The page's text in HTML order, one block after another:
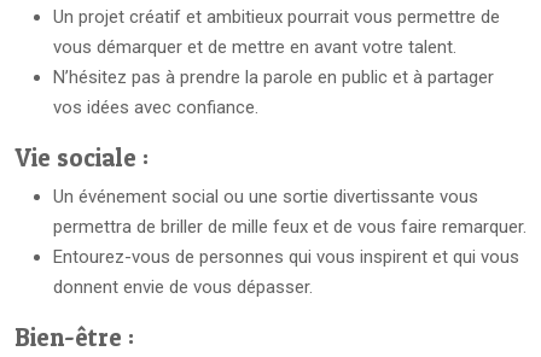
Un projet créatif et ambitieux pourrait vous permettre de
vous démarquer et de mettre en avant votre talent.
N’hésitez pas à prendre la parole en public et à partager
vos idées avec confiance.
Vie sociale :
Un événement social ou une sortie divertissante vous
permettra de briller de mille feux et de vous faire remarquer.
Entourez-vous de personnes qui vous inspirent et qui vous
donnent envie de vous dépasser.
Bien-être :